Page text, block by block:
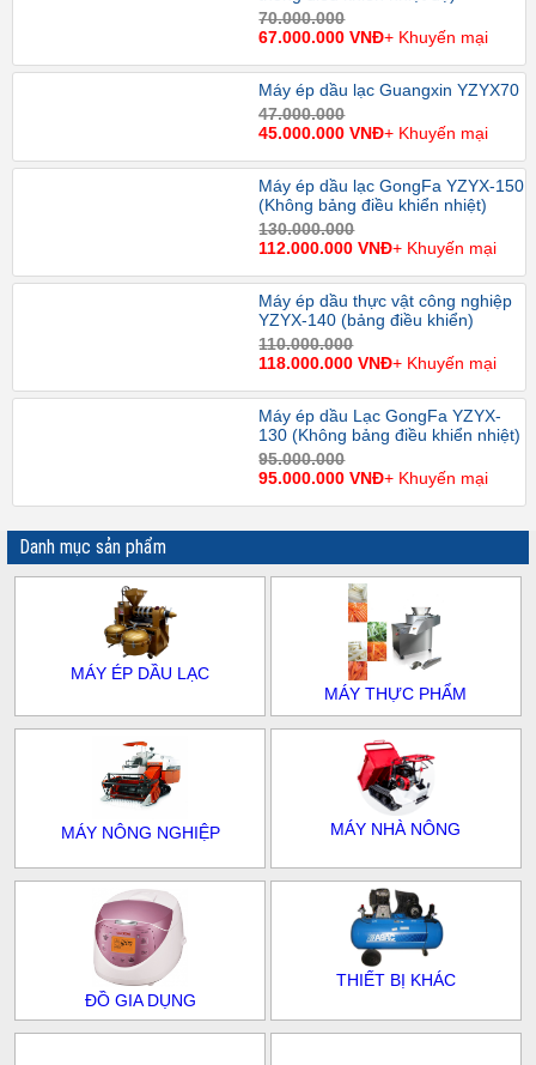
70.000.000
67.000.000 VNĐ+ Khuyến mại
Máy ép dầu lạc Guangxin YZYX70
47.000.000
45.000.000 VNĐ+ Khuyến mại
Máy ép dầu lạc GongFa YZYX-150
(Không bảng điều khiển nhiệt)
130.000.000
112.000.000 VNĐ+ Khuyến mại
Máy ép dầu thực vật công nghiệp
YZYX-140 (bảng điều khiển)
110.000.000
118.000.000 VNĐ+ Khuyến mại
Máy ép dầu Lạc GongFa YZYX-
130 (Không bảng điều khiển nhiệt)
95.000.000
95.000.000 VNĐ+ Khuyến mại
Danh mục sản phẩm
MÁY ÉP DẦU LẠC
MÁY THỰC PHẨM
MÁY NÔNG NGHIỆP MÁY NHÀ NÔNG
ĐỒ GIA DỤNG
THIẾT BỊ KHÁC